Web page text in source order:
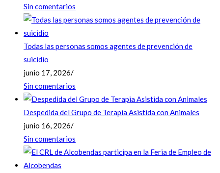
Sin comentarios
Todas las personas somos agentes de prevención de
suicidio
junio 17, 2026/
Sin comentarios
Despedida del Grupo de Terapia Asistida con Animales
junio 16, 2026/
Sin comentarios